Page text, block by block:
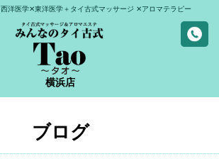
西洋医学✕東洋医学＋タイ古式マッサージ ✕アロマテラピー
横浜店
ブログ